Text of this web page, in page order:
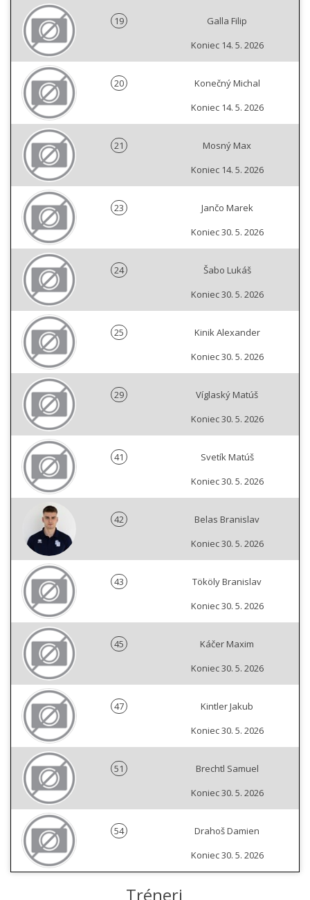
19
Galla Filip
Koniec 14. 5. 2026
20
Konečný Michal
Koniec 14. 5. 2026
21
Mosný Max
Koniec 14. 5. 2026
23
Jančo Marek
Koniec 30. 5. 2026
24
Šabo Lukáš
Koniec 30. 5. 2026
25
Kinik Alexander
Koniec 30. 5. 2026
29
Víglaský Matúš
Koniec 30. 5. 2026
41
Svetík Matúš
Koniec 30. 5. 2026
42
Belas Branislav
Koniec 30. 5. 2026
43
Tököly Branislav
Koniec 30. 5. 2026
45
Káčer Maxim
Koniec 30. 5. 2026
47
Kintler Jakub
Koniec 30. 5. 2026
51
Brechtl Samuel
Koniec 30. 5. 2026
54
Drahoš Damien
Koniec 30. 5. 2026
Tréneri